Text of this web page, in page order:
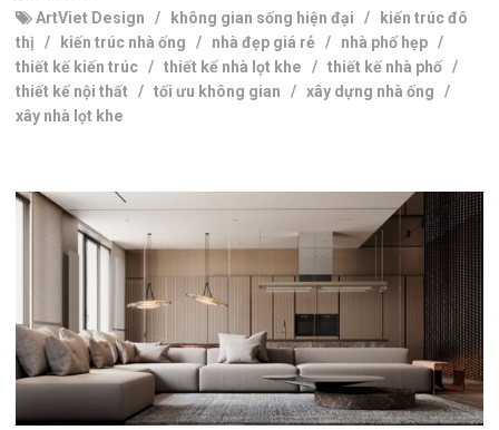
ArtViet Design / không gian sống hiện đại /
kiến trúc đô
thị / kiến trúc nhà ống / nhà đẹp giá rẻ / nhà phố hẹp /
thiết kế kiến trúc /thiết kế nhà lọt khe /thiết kế nhà phố /
thiết kế nội thất /tối ưu không gian /xây dựng nhà ống /
xây nhà lọt khe